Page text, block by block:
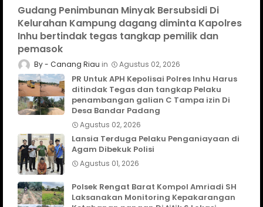
Gudang Penimbunan Minyak Bersubsidi Di
Kelurahan Kampung dagang diminta Kapolres
Inhu bertindak tegas tangkap pemilik dan
pemasok
Canang Riau Agustus 02, 2026
PR Untuk APH Kepolisai Polres Inhu Harus
ditindak Tegas dan tangkap Pelaku
penambangan galian C Tampa izin Di
Desa Bandar Padang
Agustus 02, 2026
Lansia Terduga Pelaku Penganiayaan di
Agam Dibekuk Polisi
Agustus 01, 2026
Polsek Rengat Barat Kompol Amriadi SH
Laksanakan Monitoring Kepakarangan